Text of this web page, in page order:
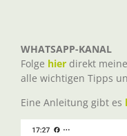
WHATSAPP-KANAL
Folge hier direkt
alle wichtigen Tipps
Eine Anleitung gibt es